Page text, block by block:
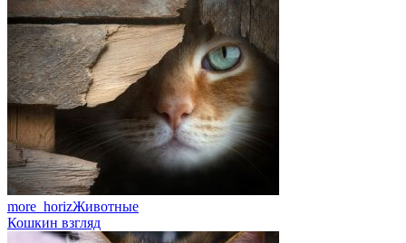
more_horizЖивотные
Кошкин взгляд